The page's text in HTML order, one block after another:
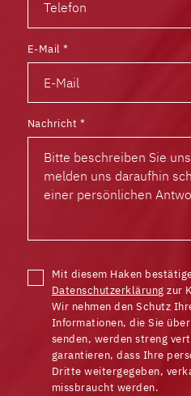
E-Mail*
Nachricht *
Mit diesem Haken
Datenschutzerklärung zur
Wir nehmen den Schutz
Informationen, die Sie
senden, werden streng
garantieren, dass Ihre
Dritte weitergegeben,
missbraucht werden.